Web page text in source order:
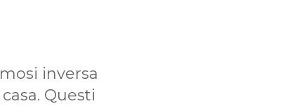
inversa
Questi